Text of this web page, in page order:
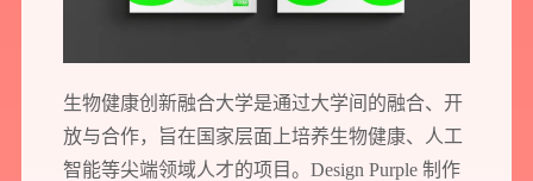
生物健康创新融合大学是通过大学间的融合、开
放与合作，旨在国家层面上培养生物健康、人工
智能等尖端领域人才的项目。Design Purple 制作